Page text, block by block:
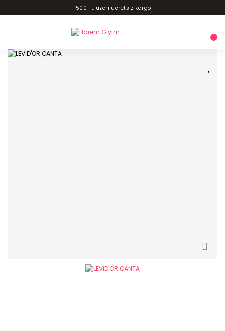
1500 TL üzeri ücretsiz kargo